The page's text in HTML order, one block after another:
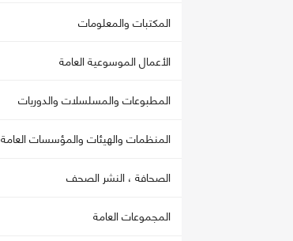
المكتبات والمعلومات
الأعمال الموسوعية العامة
المطبوعات والمسلسلات والدوريات
المنظمات والهيئات والمؤسسات العامة
الصحافة ، النشر الصحف
المجموعات العامة